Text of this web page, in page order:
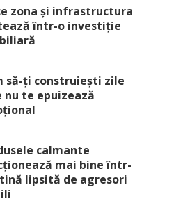
zona și infrastructura
într-o investiție
să-ți construiești zile
nu te epuizează
calmante
mai bine într-
lipsită de agresori